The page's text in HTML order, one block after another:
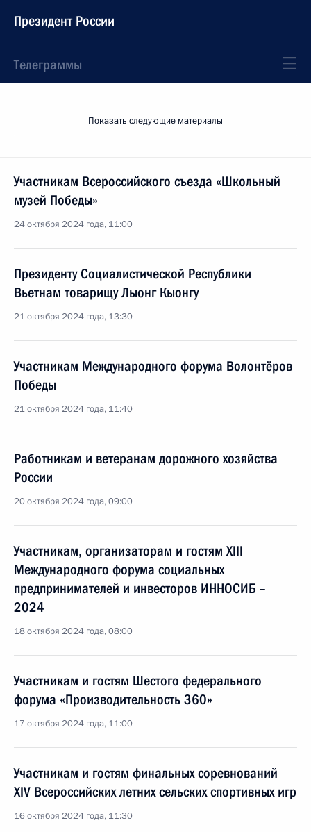
Президент России
Телеграммы
Показать следующие материалы
Участникам Всероссийского съезда «Школьный
музей Победы»
24 октября 2024 года, 11:00
Президенту Социалистической Республики
Вьетнам товарищу Лыонг Кыонгу
21 октября 2024 года, 13:30
Участникам Международного форума Волонтёров
Победы
21 октября 2024 года, 11:40
Работникам и ветеранам дорожного хозяйства
России
20 октября 2024 года, 09:00
Участникам, организаторам и гостям XIII
Международного форума социальных
предпринимателей и инвесторов ИННОСИБ –
2024
18 октября 2024 года, 08:00
Участникам и гостям Шестого федерального
форума «Производительность 360»
17 октября 2024 года, 11:00
Участникам и гостям финальных соревнований
XIV Всероссийских летних сельских спортивных игр
16 октября 2024 года, 11:30